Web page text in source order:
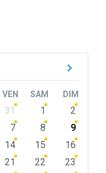
VEN SAM DIM
31 1
2
7 8
9
14 15
16
21 22
23